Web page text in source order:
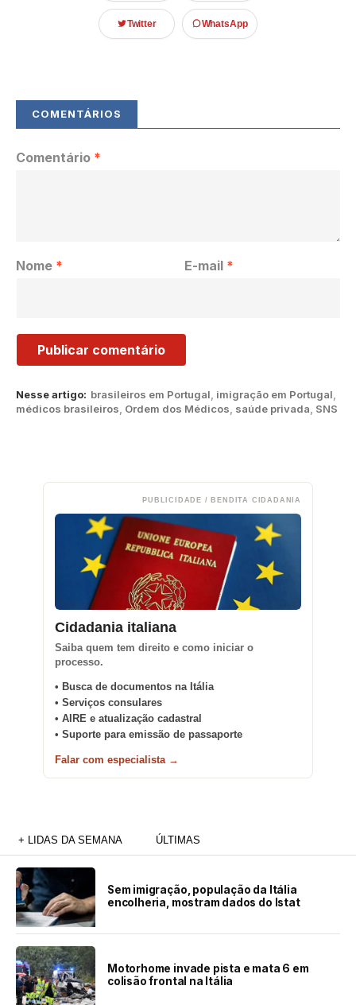
Twitter WhatsApp
Nesse artigo: brasileiros em Portugal imigração em Portugal
médicos brasileiros Ordem dos Médicos saúde privada SNS
Comentário *
Nome * E-mail *
PUBLICIDADE / BENDITA CIDADANIA
Cidadania italiana
Saiba quem tem direito e como iniciar o
processo.
• Busca de documentos na Itália
• Serviços consulares
• AIRE e atualização cadastral
• Suporte para emissão de passaporte
Falar com especialista →
+ LIDAS DA SEMANA ÚLTIMAS
Sem imigração, população da Itália
encolheria, mostram dados do Istat
Motorhome invade pista e mata 6 em
colisão frontal na Itália